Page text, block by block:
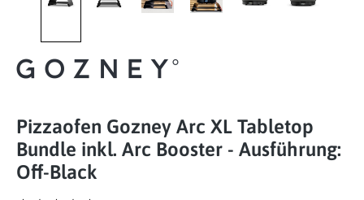
Pizzaofen Gozney Arc XL Tabletop
Bundle inkl. Arc Booster - Ausführung:
Off-Black